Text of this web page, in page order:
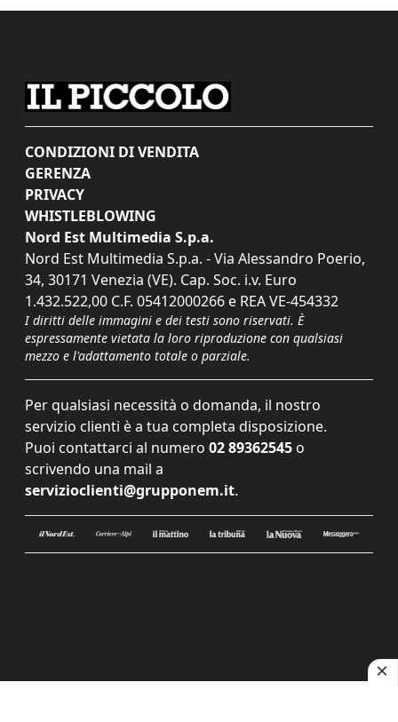
CONDIZIONI DI VENDITA
GERENZA
PRIVACY
WHISTLEBLOWING
Nord Est Multimedia S.p.a.
Nord Est Multimedia S.p.a. - Via Alessandro Poerio,
34, 30171 Venezia (VE). Cap. Soc. i.v. Euro
1.432.522,00 C.F. 05412000266 e REA VE-454332
I diritti delle immagini e dei testi sono riservati. È
espressamente vietata la loro riproduzione con qualsiasi
mezzo e l'adattamento totale o parziale.
Per qualsiasi necessità o domanda, il nostro
servizio clienti è a tua completa disposizione.
Puoi contattarci al numero 02 89362545 o
scrivendo una mail a
servizioclienti@grupponem.it.